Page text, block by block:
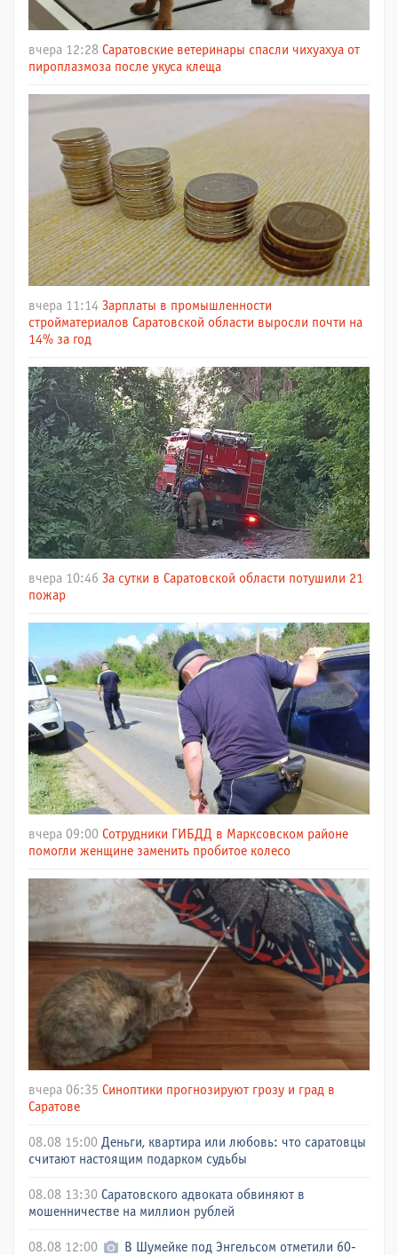
вчера 12:28 Саратовские ветеринары спасли чихуахуа от
пироплазмоза после укуса клеща
вчера 11:14 Зарплаты в промышленности
стройматериалов Саратовской области выросли почти на
14% за год
вчера 10:46 За сутки в Саратовской области потушили 21
пожар
вчера 09:00 Сотрудники ГИБДД в Марксовском районе
помогли женщине заменить пробитое колесо
вчера 06:35 Синоптики прогнозируют грозу и град в
Саратове
08.08 15:00 Деньги, квартира или любовь: что саратовцы
считают настоящим подарком судьбы
08.08 13:30 Саратовского адвоката обвиняют в
мошенничестве на миллион рублей
08.08 12:00
В Шумейке под Энгельсом отметили 60-